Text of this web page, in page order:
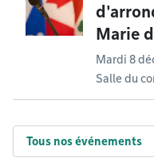
Marie
Mardi 8
Salle du
Tous nos événements